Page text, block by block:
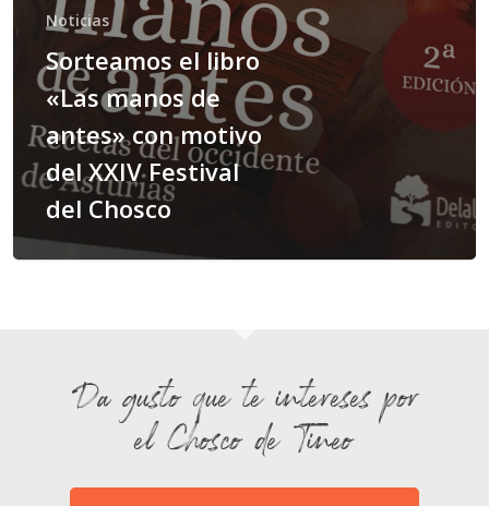
Noticias
Sorteamos el libro
«Las manos de
antes» con motivo
del XXIV Festival
del Chosco
Da gusto que te intereses por
el Chosco de Tineo